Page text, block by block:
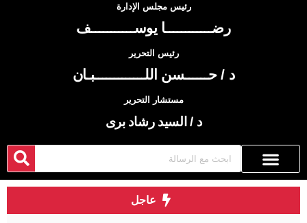
رئيس مجلس الإدارة
رضــــــــــــا يوســـــــــــف
رئيس التحرير
د / حــــــسن اللـــــــــــــبـان
مستشار التحرير
د / السيد رشاد برى
عاجل